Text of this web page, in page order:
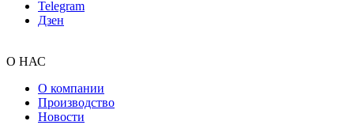
Telegram
Дзен
О НАС
О компании
Производство
Новости